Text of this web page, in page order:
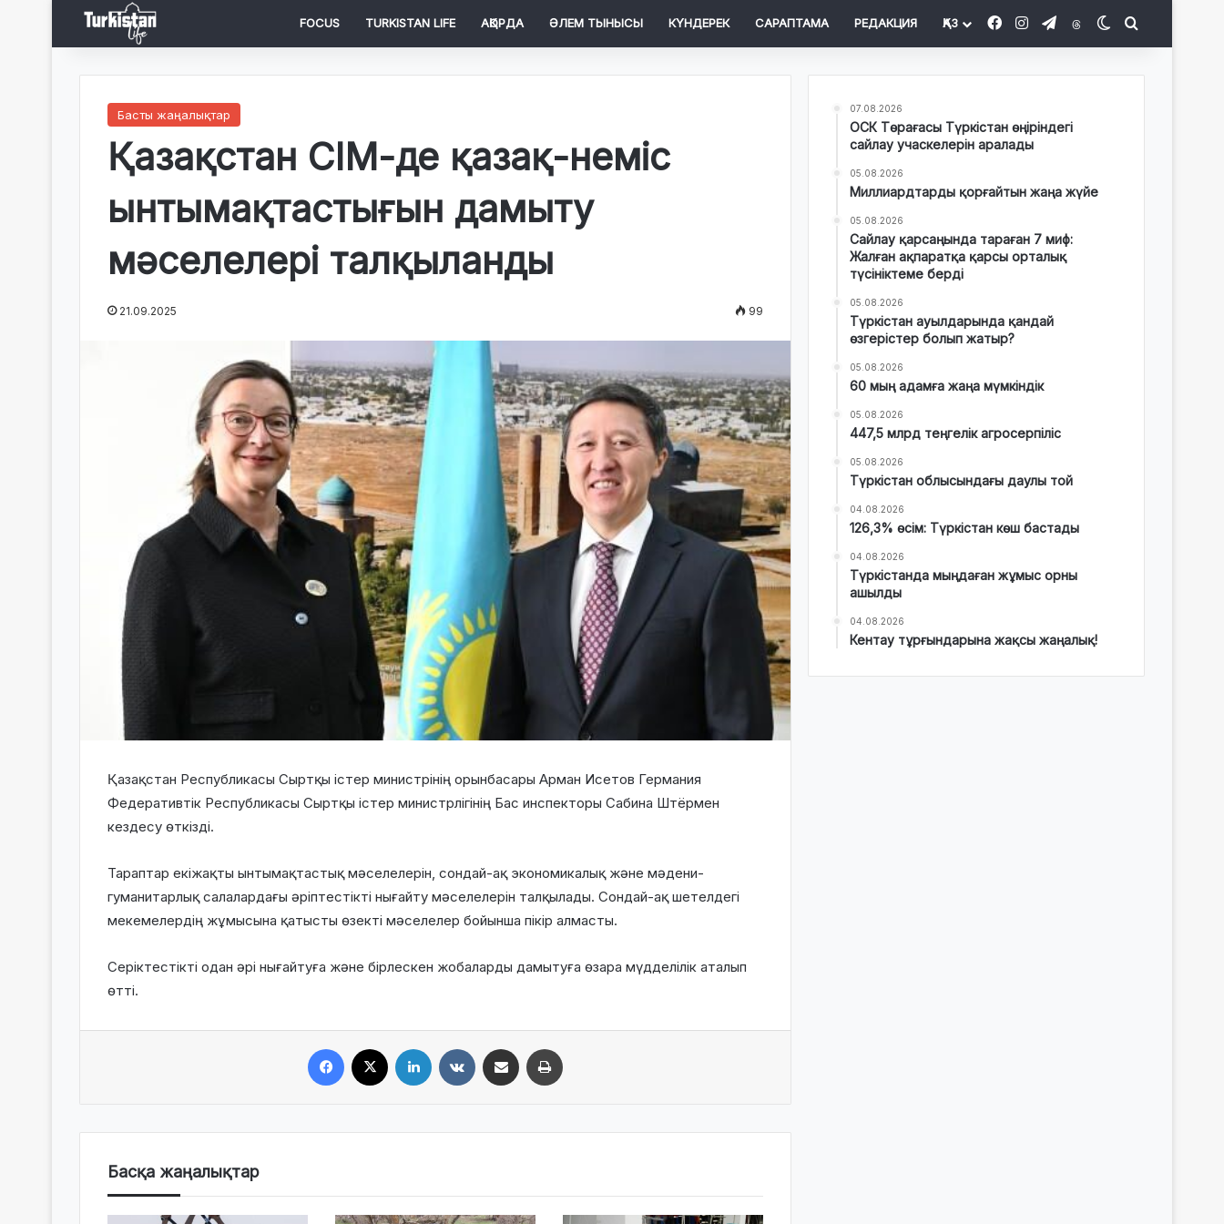
FOCUS TURKISTAN LIFE АҚОРДА ӘЛЕМ ТЫНЫСЫ КҮНДЕРЕК САРАПТАМА РЕДАКЦИЯ ҚАЗ FacebookInstagram
TelegramThreadsSwitch skin
Басты жаңалықтар
Қазақстан СІМ-де қазақ-неміс
ынтымақтастығын дамыту
мәселелері талқыланды
21.09.2025 99
Қазақстан Республикасы Сыртқы істер министрінің орынбасары Арман Исетов Германия
Федеративтік Республикасы Сыртқы істер министрлігінің Бас инспекторы Сабина Штёрмен
кездесу өткізді.
Тараптар екіжақты ынтымақтастық мәселелерін, сондай-ақ экономикалық және мәдени-
гуманитарлық салалардағы әріптестікті нығайту мәселелерін талқылады. Сондай-ақ шетелдегі
мекемелердің жұмысына қатысты өзекті мәселелер бойынша пікір алмасты.
Серіктестікті одан әрі нығайтуға және бірлескен жобаларды дамытуға өзара мүдделілік аталып
өтті.
Басқа жаңалықтар
07.08.2026
ОСК Төрағасы Түркістан өңіріндегі
сайлау учаскелерін аралады
05.08.2026
Миллиардтарды қорғайтын жаңа жүйе
05.08.2026
Сайлау қарсаңында тараған 7 миф:
Жалған ақпаратқа қарсы орталық
түсініктеме берді
05.08.2026
Түркістан ауылдарында қандай
өзгерістер болып жатыр?
05.08.2026
60 мың адамға жаңа мүмкіндік
05.08.2026
447,5 млрд теңгелік агросерпіліс
05.08.2026
Түркістан облысындағы даулы той
04.08.2026
126,3% өсім: Түркістан көш бастады
04.08.2026
Түркістанда мыңдаған жұмыс орны
ашылды
04.08.2026
Кентау тұрғындарына жақсы жаңалық!